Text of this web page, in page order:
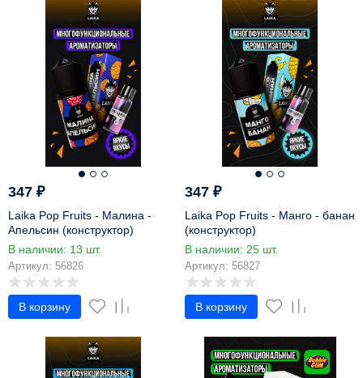
347 ₽
Laika Pop Fruits - Малина -
Апельсин (конструктор)
В наличии: 13 шт.
Артикул: 56826
В корзину
347₽
Laika Pop Fruits - Манго - банан
(конструктор)
В наличии: 25 шт.
Артикул: 56827
В корзину